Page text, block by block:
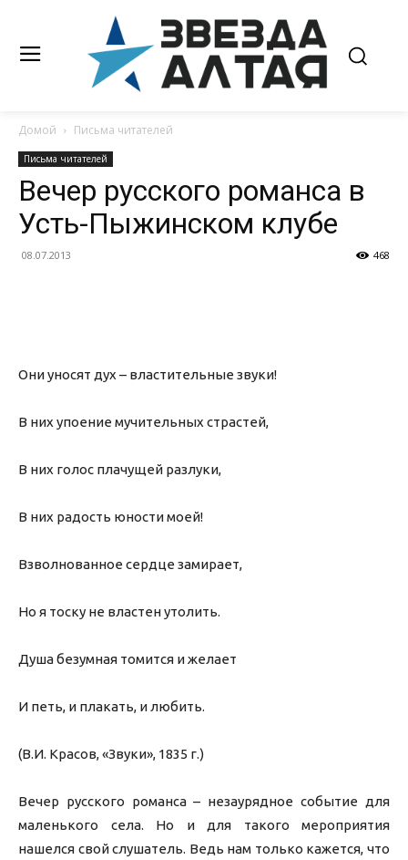
Домой Письма читателей
Письма читателей
Вечер русского романса в
Усть-Пыжинском клубе
08.07.2013 468
Они уносят дух – властительные звуки!
В них упоение мучительных страстей,
В них голос плачущей разлуки,
В них радость юности моей!
Взволнованное сердце замирает,
Но я тоску не властен утолить.
Душа безумная томится и желает
И петь, и плакать, и любить.
(В.И. Красов, «Звуки», 1835 г.)
Вечер русского романса – незаурядное событие для
маленького села. Но и для такого мероприятия
нашелся свой слушатель. Ведь нам только кажется, что